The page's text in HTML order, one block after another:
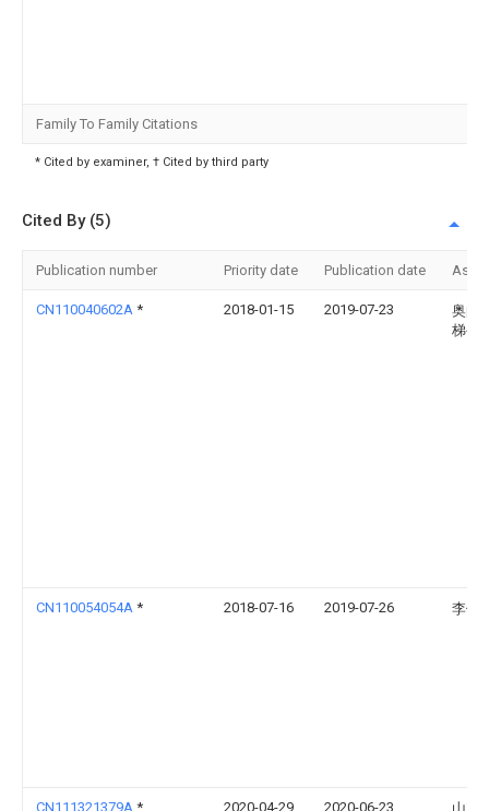
Family To Family Citations
* Cited by examiner, † Cited by third party
Cited By (5)
Publication number Priority date Publication date
CN110040602A * 2018-01-15 2019-07-23
奥的
梯公
CN110054054A * 2018-07-16 2019-07-26 李佳
CN111321379A * 2020-04-29 2020-06-23